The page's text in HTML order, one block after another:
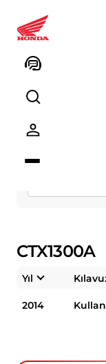
Kullanım
Segment
CTX1300A
Yıl
2014